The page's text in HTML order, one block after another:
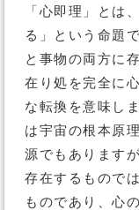
「心即理」とは
る」という命題
と事物の両方に
在り処を完全に
な転換を意味し
は宇宙の根本原
源でもあります
存在するもので
ものであり、心